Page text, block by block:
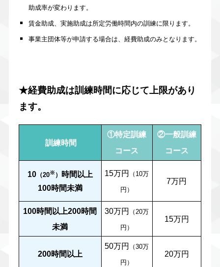
助成率が変わります。
賃金助成、実施助成は所定労働時間内の訓練に限ります。
事業主団体等が申請する場合は、経費助成のみとなります。
★経費助成は訓練時間に応じて上限があり
ます。
訓練時間
①特定訓練
コース
②一般訓練
コース
10（20※ ） 時間以上
100時間未満
15万円 （10万
円）
7万円
100時間以上200時間
未満
30万円 （20万
円）
15万円
200時間以上
50万円 （30万
円）
20万円